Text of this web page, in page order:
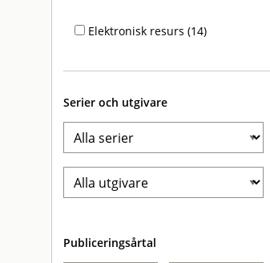
Elektronisk resurs (14)
Serier och utgivare
Publiceringsårtal